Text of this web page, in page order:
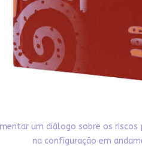
um diálogo sobre os riscos
na configuração em